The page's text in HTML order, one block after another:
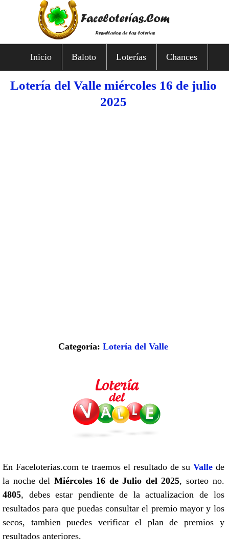
Inicio Baloto Loterías Chances
Lotería del Valle miércoles 16 de julio
2025
Categoría:Lotería del Valle
En Faceloterias.com te traemos el resultado de su Vallede
la noche del Miércoles 16 de Julio del 2025, sorteo no.
4805, debes estar pendiente de la actualizacion de los
resultados para que puedas consultar el premio mayor y los
secos, tambien puedes verificar el plan de premios y
resultados anteriores.